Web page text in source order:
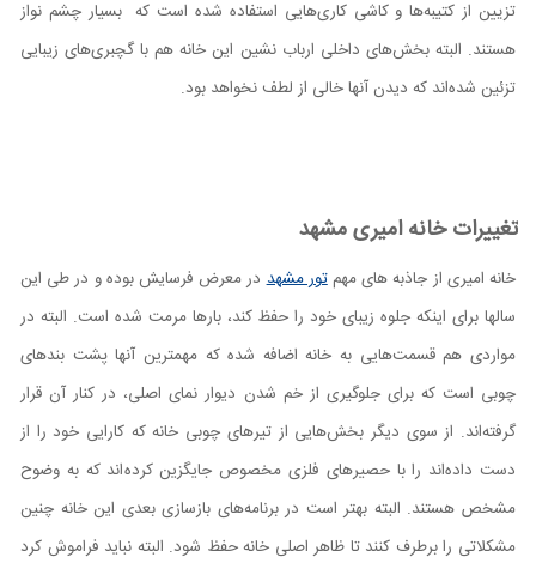
تزیین از کتیبه‌‌ها و کاشی کاری‌هایی استفاده شده است که بسیار چشم نواز
هستند. البته بخش‌‌های داخلی ارباب نشین این خانه هم با گچبری‌‌های زیبایی
تزئین شده‌اند که دیدن آنها خالی از لطف نخواهد بود.
تغییرات خانه امیری مشهد
خانه امیری از جاذبه های مهمتور مشهددر معرض فرسایش بوده و در طی این
سالها برای اینکه جلوه زیبای خود را حفظ کند، بارها مرمت شده است. البته در
مواردی هم قسمت‌هایی به خانه اضافه شده که مهمترین آنها پشت بندهای
چوبی است که برای جلوگیری از خم شدن دیوار نمای اصلی، در کنار آن قرار
گرفته‌اند. از سوی دیگر بخش‌هایی از تیرهای چوبی خانه که کارایی خود را از
دست داده‌اند را با حصیر‌‌های فلزی مخصوص جایگزین کرده‌‎اند که به وضوح
مشخص هستند. البته بهتر است در برنامه‌‌های بازسازی بعدی این خانه چنین
مشکلاتی را برطرف کنند تا ظاهر اصلی خانه حفظ شود. البته نباید فراموش کرد